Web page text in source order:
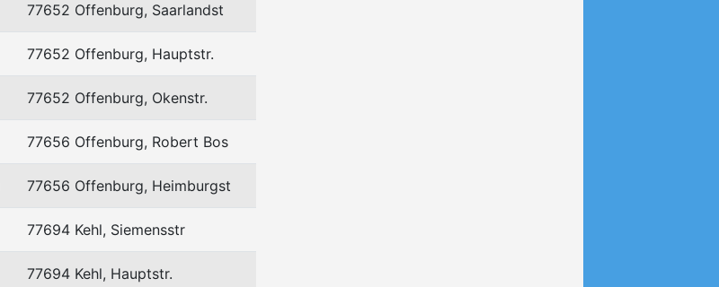
77652 Offenburg, Saarlandst
77652 Offenburg, Hauptstr.
77652 Offenburg, Okenstr.
77656 Offenburg, Robert Bos
77656 Offenburg, Heimburgst
77694 Kehl, Siemensstr
77694 Kehl, Hauptstr.